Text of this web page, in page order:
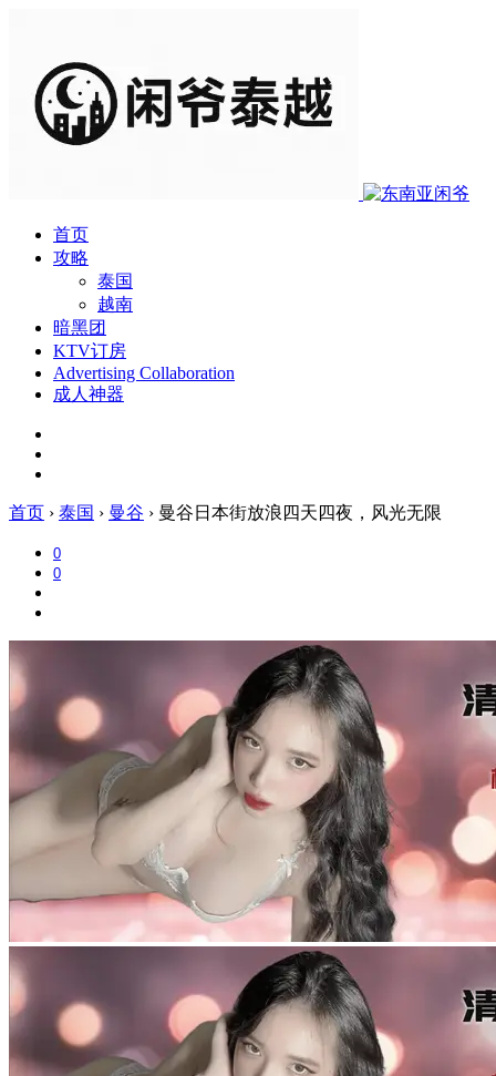
首页
攻略
泰国
越南
暗黑团
KTV订房
Advertising Collaboration
成人神器
首页 › 泰国 › 曼谷 › 曼谷日本街放浪四天四夜，风光无限
0
0